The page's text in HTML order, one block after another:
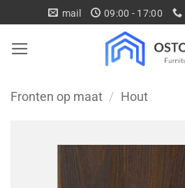
naar
inhoud
mail 09:00 - 17:00
Fronten op maat / Hout